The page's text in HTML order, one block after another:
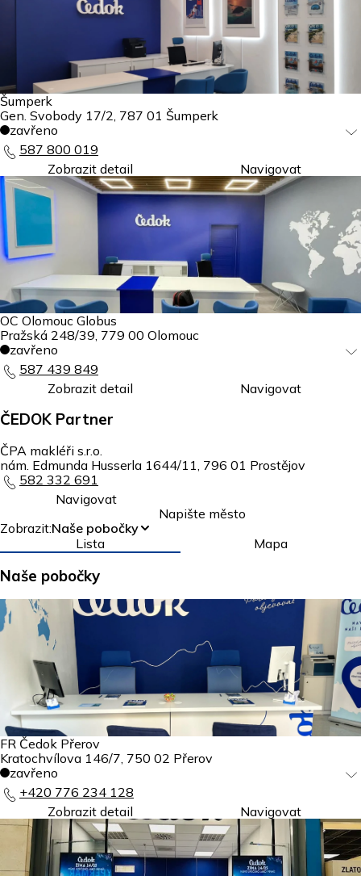
Šumperk
Gen. Svobody 17/2, 787 01 Šumperk
zavřeno
587 800 019
Zobrazit detail
Navigovat
OC Olomouc Globus
Pražská 248/39, 779 00 Olomouc
zavřeno
587 439 849
Zobrazit detail
Navigovat
ČEDOK Partner
ČPA makléři s.r.o.
nám. Edmunda Husserla 1644/11 796 01 Prostějov
582 332 691
Navigovat
Napište město
Zobrazit:Naše pobočky
Lista
Mapa
Naše pobočky
FR Čedok Přerov
Kratochvílova 146/7, 750 02 Přerov
zavřeno
+420 776 234 128
Zobrazit detail
Navigovat